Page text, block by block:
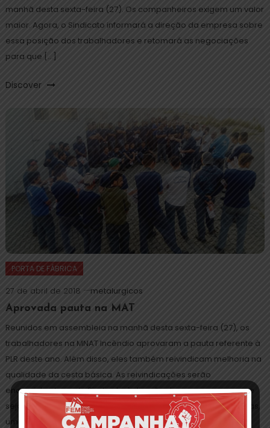
manhã desta sexta-feira (27). Os companheiros exigem um valor
maior. Agora, o Sindicato informará a direção da empresa sobre
essa posição dos trabalhadores e retomará as negociações
para que […]
Discover
PORTA DE FÁBRICA
27 de abril de 2018
metalurgicos
Aprovada pauta na MAT
Reunidos em assembleia na manhã desta sexta-feira (27), os
trabalhadores na MNAT Incêndio aprovaram a pauta referente à
PLR deste ano. Além disso, eles também reivindicam melhoria na
qualidade da cesta básica. As reivindicações serão
encaminhadas pelo Sindicato à direção da empresa para que
sejam iniciadas as negociações. Assim que surgirem propostas,
uma nova assembleia […]